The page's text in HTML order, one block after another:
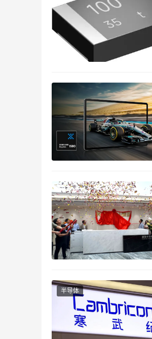
目前，峰会已确认多位来
● Alice Xu – 达能， 间采
● Ying Sun – 君实生物，
● Bruno Hu – 中兴通讯，
● Kelvin Chen – 拜耳，亚
● Gary Chan – 飞利浦，
● Tina Xiao – 百济神州，
● Yvette Wang – 百济神
● Jane Xu – 帝亚吉欧，亚
● Jessie Han – 美敦力，
● HongyongLuo – 博世
● Dennis Yu – 沙特基础工
● Lucy Wei – 陶氏化学，
● Eric Peng – 阿斯利康，
半导体